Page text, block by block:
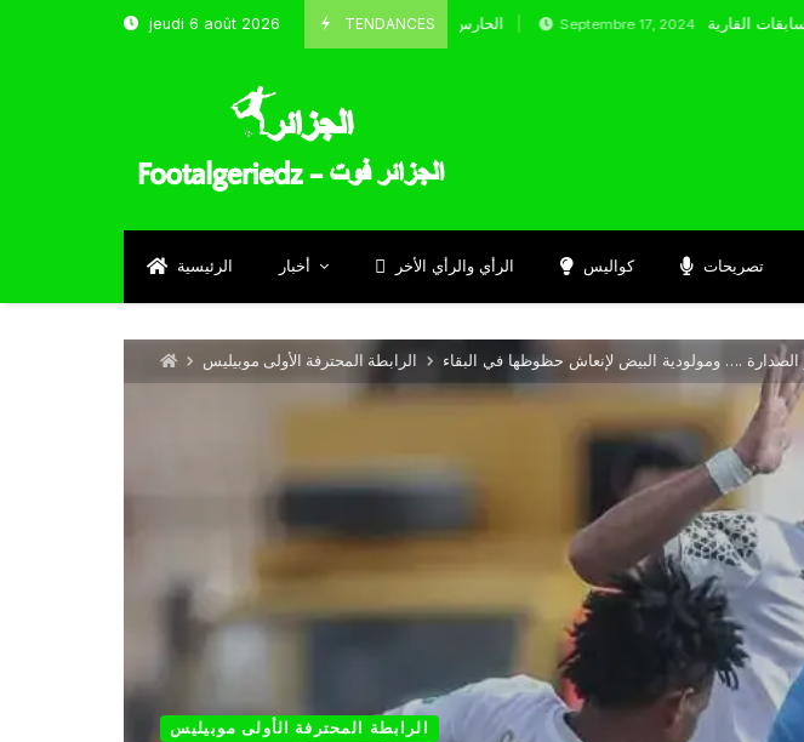
jeudi 6 août 2026 TENDANCES
الحارس بوحلفاية يتحدث عن طموحاته مع المنتخب و شباب Septembre 17, 2024
الرئيسية أخبار الرأي والرأي الأخر كواليس تصريحات
الرابطة المحترفة الأولى موبيليس الصدارة .… ومولودية البيض لإنعاش حظوظها في البقاء
الرابطة المحترفة الأولى موبيليس